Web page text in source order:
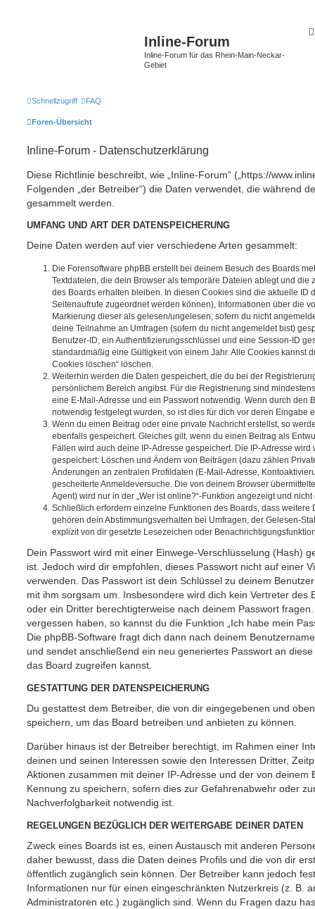
Inline-Forum
Inline-Forum für das Rhein-Main-Neckar-
Gebiet
Schnellzugriff FAQ
Foren-Übersicht
Inline-Forum - Datenschutzerklärung
Diese Richtlinie beschreibt, wie „Inline-Forum“ („https://
Folgenden „der Betreiber“) die Daten verwendet, die während
gesammelt werden.
UMFANG UND ART DER DATENSPEICHERUNG
Deine Daten werden auf vier verschiedene Arten gesammelt:
Die Forensoftware phpBB erstellt bei deinem Besuch des Boards
Textdateien, die dein Browser als temporäre Dateien ablegt und die
des Boards erhalten bleiben. In diesen Cookies sind die aktuelle ID
Seitenaufrufe zugeordnet werden können), Informationen über die
Markierung dieser als gelesen/ungelesen; sofern du nicht
deine Teilnahme an Umfragen (sofern du nicht angemeldet bist)
Benutzer-ID, ein Authentifizierungsschlüssel und eine Session-ID
standardmäßig eine Gültigkeit von einem Jahr. Alle Cookies kannst
Cookies löschen“ löschen.
Weiterhin werden die Daten gespeichert, die du bei der
persönlichem Bereich angibst. Für die Registrierung sind
eine E-Mail-Adresse und ein Passwort notwendig. Wenn durch den
notwendig festgelegt wurden, so ist dies für dich vor deren Eingabe
Wenn du einen Beitrag oder eine private Nachricht erstellst, so
ebenfalls gespeichert. Gleiches gilt, wenn du einen Beitrag als
Fällen wird auch deine IP-Adresse gespeichert. Die IP-Adresse
gespeichert: Löschen und Ändern von Beiträgen (dazu zählen
Änderungen an zentralen Profildaten (E-Mail-Adresse,
gescheiterte Anmeldeversuche. Die von deinem Browser
Agent) wird nur in der „Wer ist online?“-Funktion angezeigt und
Schließlich erfordern einzelne Funktionen des Boards, dass weitere
gehören dein Abstimmungsverhalten bei Umfragen, der Gelesen-
explizit von dir gesetzte Lesezeichen oder
Dein Passwort wird mit einer Einwege-Verschlüsselung (Hash)
ist. Jedoch wird dir empfohlen, dieses Passwort nicht auf einer
verwenden. Das Passwort ist dein Schlüssel zu deinem
mit ihm sorgsam um. Insbesondere wird dich kein Vertreter des
oder ein Dritter berechtigterweise nach deinem Passwort
vergessen haben, so kannst du die Funktion „Ich habe mein
Die phpBB-Software fragt dich dann nach deinem
und sendet anschließend ein neu generiertes Passwort an
das Board zugreifen kannst.
GESTATTUNG DER DATENSPEICHERUNG
Du gestattest dem Betreiber, die von dir eingegebenen und
speichern, um das Board betreiben und anbieten zu können.
Darüber hinaus ist der Betreiber berechtigt, im Rahmen einer
deinen und seinen Interessen sowie den Interessen Dritter,
Aktionen zusammen mit deiner IP-Adresse und der von deinem
Kennung zu speichern, sofern dies zur Gefahrenabwehr oder
Nachverfolgbarkeit notwendig ist.
REGELUNGEN BEZÜGLICH DER WEITERGABE DEINER DATEN
Zweck eines Boards ist es, einen Austausch mit anderen
daher bewusst, dass die Daten deines Profils und die von dir
öffentlich zugänglich sein können. Der Betreiber kann jedoch
Informationen nur für einen eingeschränkten Nutzerkreis (z. B.
Administratoren etc.) zugänglich sind. Wenn du Fragen dazu